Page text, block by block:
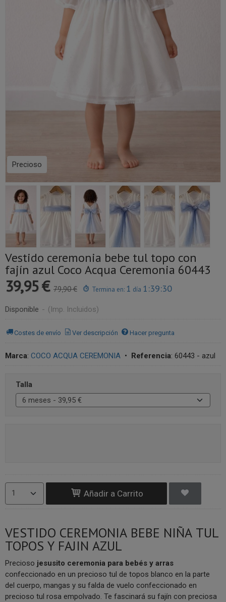
Precioso
Vestido ceremonia bebe tul topo con
fajín azul Coco Acqua Ceremonia 60443
39,95 € 79,90 € Termina en: 1 día 1:39:30
Disponible - (Imp. Incluidos)
Costes de envío Ver descripción Hacer pregunta
Marca: COCO ACQUA CEREMONIA • Referencia: 60443 - azul
Talla
Añadir a Carrito
VESTIDO CEREMONIA BEBE NIÑA TUL
TOPOS Y FAJIN AZUL
Precioso jesusito ceremonia para bebés y arras
confeccionado en un precioso tul de topos blanco en la parte
del cuerpo, mangas y su falda de vuelo confeccionado en
precioso tul rosa empolvado. Te fascinará su fajín con preciosa